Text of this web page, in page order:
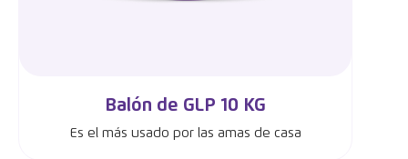
Balón de GLP 10 KG
Es el más usado por las amas de casa